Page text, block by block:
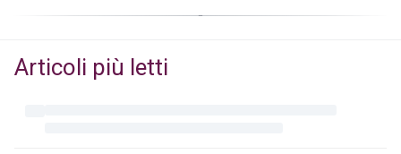
Articoli più letti